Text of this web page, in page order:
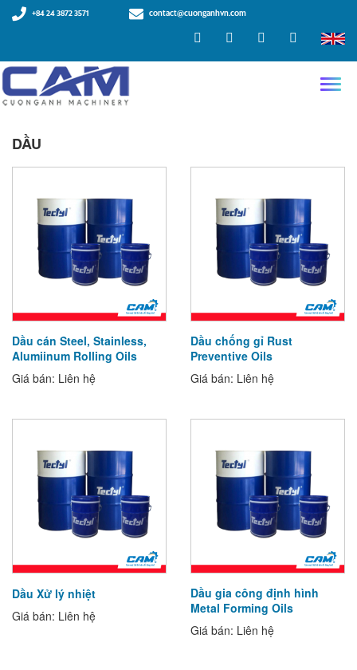
+84 24 3872 3571 contact@cuonganhvn.com
DẦU
Dầu cán Steel, Stainless,
Alumiinum Rolling Oils
Giá bán: Liên hệ
Dầu chống gỉ Rust
Preventive Oils
Giá bán: Liên hệ
Dầu Xử lý nhiệt
Giá bán: Liên hệ
Dầu gia công định hình
Metal Forming Oils
Giá bán: Liên hệ